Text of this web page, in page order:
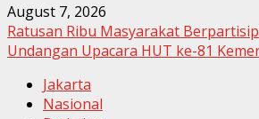
August 7, 2026
Ratusan Ribu Masyarakat
Undangan Upacara HUT ke-81
Jakarta
Nasional